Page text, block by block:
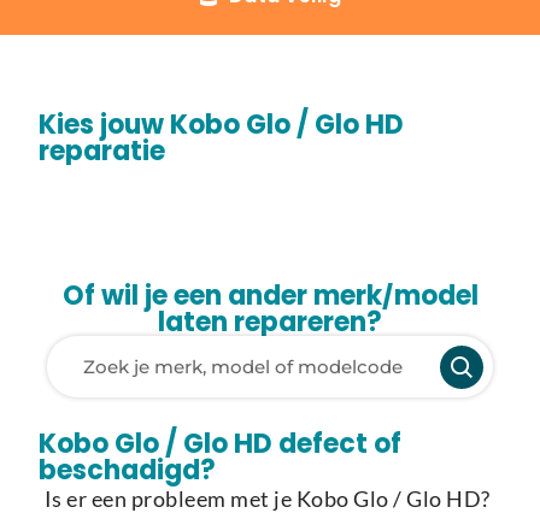
Kies jouw Kobo Glo / Glo HD
reparatie
Of wil je een ander merk/model
laten repareren?
Laden van modellen..
Kobo Glo / Glo HD defect of
beschadigd?
Is er een probleem met je Kobo Glo / Glo HD?